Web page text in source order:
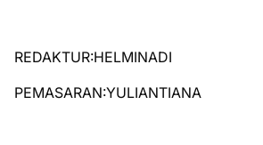
REDAKTUR:HELMINADI
PEMASARAN:YULIANTIANA